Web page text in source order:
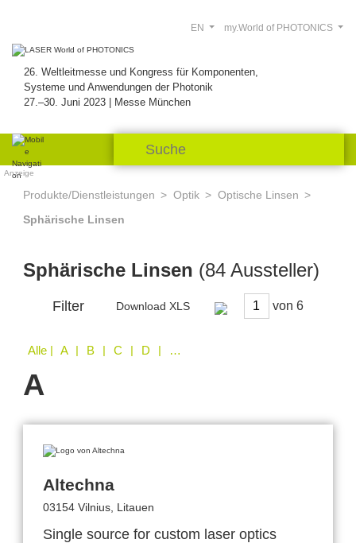
26. Weltleitmesse und Kongress für Komponenten,
Systeme und Anwendungen der Photonik
27.–30. Juni 2023 | Messe München
my.World of PHOTONICS
EN
Anzeige
Produkte/Dienstleistungen Optik
Optische Linsen
Sphärische Linsen
Sphärische Linsen (84 Aussteller)
Filter Download XLS von
Alle | A | B | C | D | E | F | G | H | I | K | L | M | N | O | P | S | T | U | V | W | X | Z
A
Altechna
03154 Vilnius, Litauen
Single source for custom laser optics